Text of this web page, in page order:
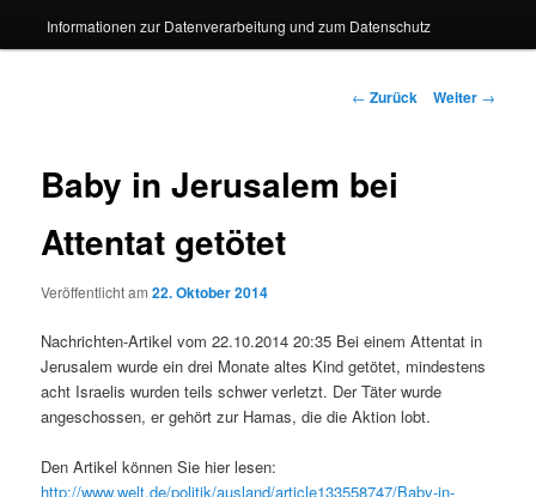
Informationen zur Datenverarbeitung und zum Datenschutz
Beitragsnavigation
← Zurück Weiter →
Baby in Jerusalem bei
Attentat getötet
Veröffentlicht am22. Oktober 2014
Nachrichten-Artikel vom 22.10.2014 20:35 Bei einem Attentat in
Jerusalem wurde ein drei Monate altes Kind getötet, mindestens
acht Israelis wurden teils schwer verletzt. Der Täter wurde
angeschossen, er gehört zur Hamas, die die Aktion lobt.
Den Artikel können Sie hier lesen:
http://www.welt.de/politik/ausland/article133558747/Baby-in-